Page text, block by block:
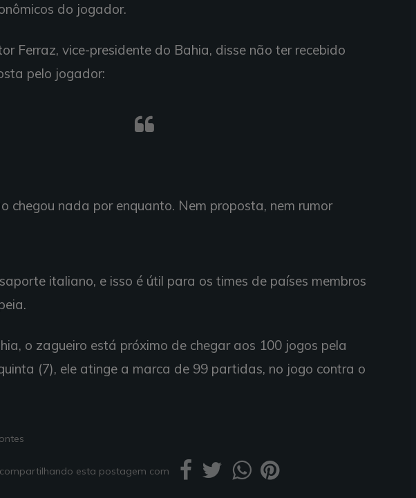
do jogador.
Ferraz, vice-presidente do Bahia, disse não ter recebido
pelo jogador:
chegou nada por enquanto. Nem proposta, nem rumor
italiano, e isso é útil para os times de países membros
o zagueiro está próximo de chegar aos 100 jogos pela
(7), ele atinge a marca de 99 partidas, no jogo contra o
esta postagem com